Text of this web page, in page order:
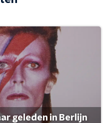
geleden in Berlijn